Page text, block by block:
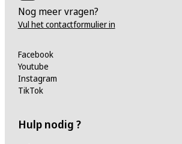
Nog meer vragen?
Vul het contactformulier in
Facebook
Youtube
Instagram
TikTok
Hulp nodig ?